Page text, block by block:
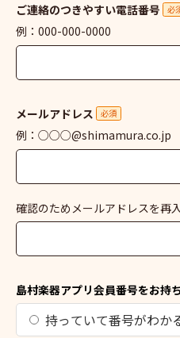
ご連絡のつきやすい電話番号 必
例：000-000-0000
メールアドレス 必須
例：○○○@shimamura.co.jp
確認のためメールアドレスを再
島村楽器アプリ会員番号をお持
持っていて番号がわか